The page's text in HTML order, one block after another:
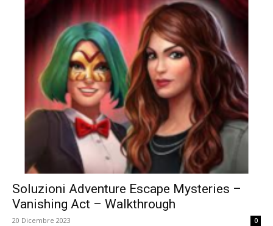
Soluzioni Adventure Escape Mysteries –
Vanishing Act – Walkthrough
20 Dicembre 2023 0